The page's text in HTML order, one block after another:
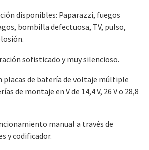
disponibles: Paparazzi, fuegos
bombilla defectuosa, TV, pulso,
sofisticado y muy silencioso.
placas de batería de voltaje múltiple
de montaje en V de 14,4 V, 26 V o 28,8
manual a través de
y codificador.